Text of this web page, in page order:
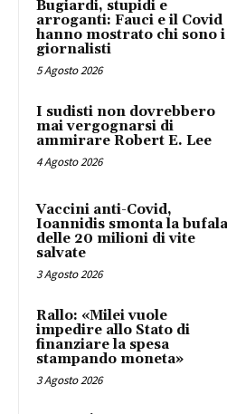
Bugiardi, stupidi e
arroganti: Fauci e il Covid
hanno mostrato chi sono i
giornalisti
5 Agosto 2026
I sudisti non dovrebbero
mai vergognarsi di
ammirare Robert E. Lee
4 Agosto 2026
Vaccini anti-Covid,
Ioannidis smonta la bufala
delle 20 milioni di vite
salvate
3 Agosto 2026
Rallo: «Milei vuole
impedire allo Stato di
finanziare la spesa
stampando moneta»
3 Agosto 2026